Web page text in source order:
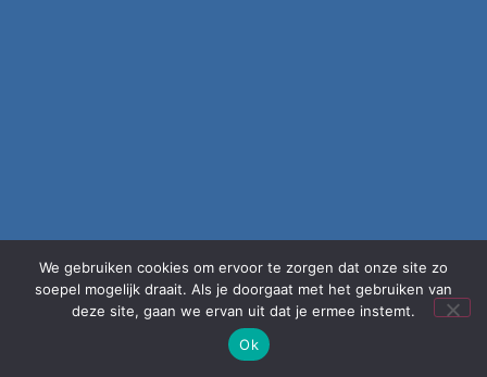
We gebruiken cookies om ervoor te zorgen dat onze site zo
soepel mogelijk draait. Als je doorgaat met het gebruiken van
deze site, gaan we ervan uit dat je ermee instemt.
Ok